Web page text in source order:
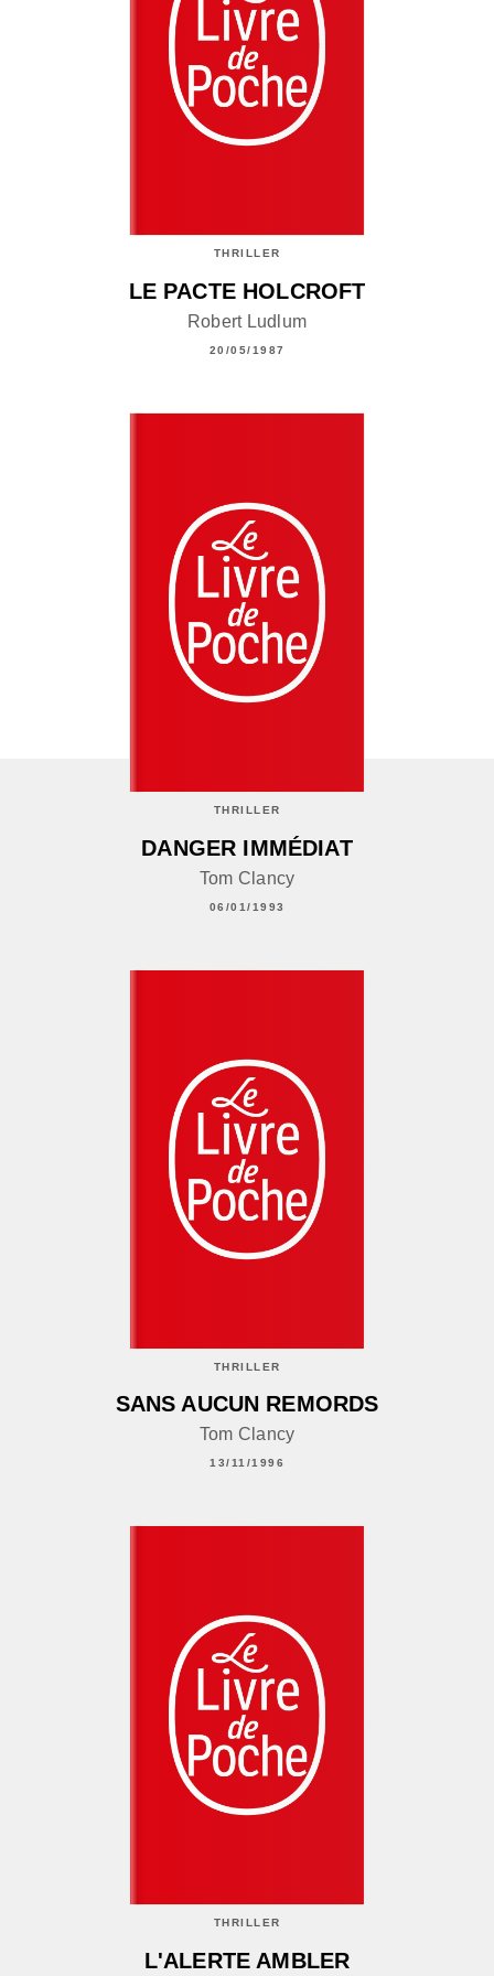
THRILLER
LE PACTE HOLCROFT
Robert Ludlum
20/05/1987
THRILLER
DANGER IMMÉDIAT
Tom Clancy
06/01/1993
THRILLER
SANS AUCUN REMORDS
Tom Clancy
13/11/1996
THRILLER
L'ALERTE AMBLER